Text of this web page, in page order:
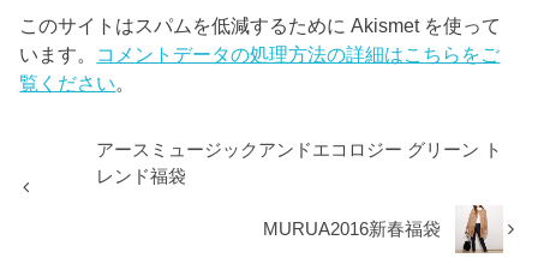
このサイトはスパムを低減するために Akismet を使って
います。 コメントデータの処理方法の詳細はこちらをご
覧ください。
アースミュージックアンドエコロジー グリーン ト
レンド福袋
MURUA2016新春福袋